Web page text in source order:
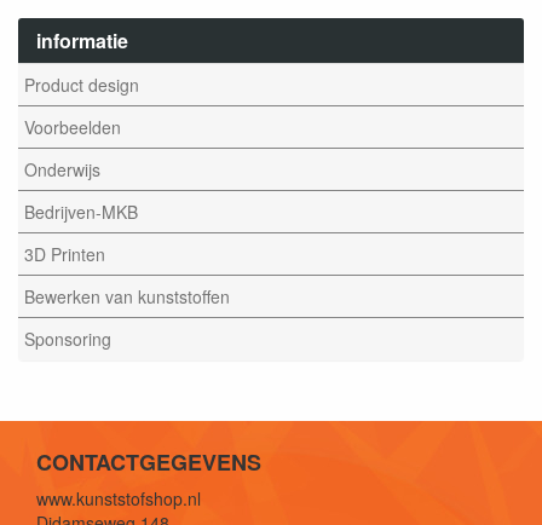
informatie
Product design
Voorbeelden
Onderwijs
Bedrijven-MKB
3D Printen
Bewerken van kunststoffen
Sponsoring
CONTACTGEGEVENS
www.kunststofshop.nl